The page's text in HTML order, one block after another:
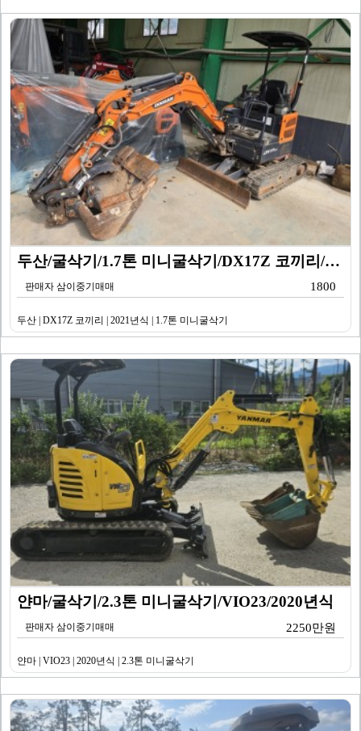
두산/굴삭기/1.7톤 미니굴삭기/DX17Z 코끼리/20…
판매자 삼이중기매매 1800
두산 | DX17Z 코끼리 | 2021년식 | 1.7톤 미니굴삭기
얀마/굴삭기/2.3톤 미니굴삭기/VIO23/2020년식
판매자 삼이중기매매 2250만원
얀마 | VIO23 | 2020년식 | 2.3톤 미니굴삭기